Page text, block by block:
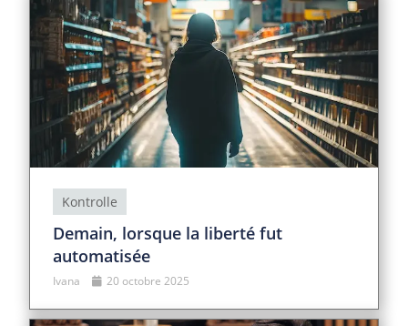
Kontrolle
Demain, lorsque la liberté fut
automatisée
Ivana 20 octobre 2025